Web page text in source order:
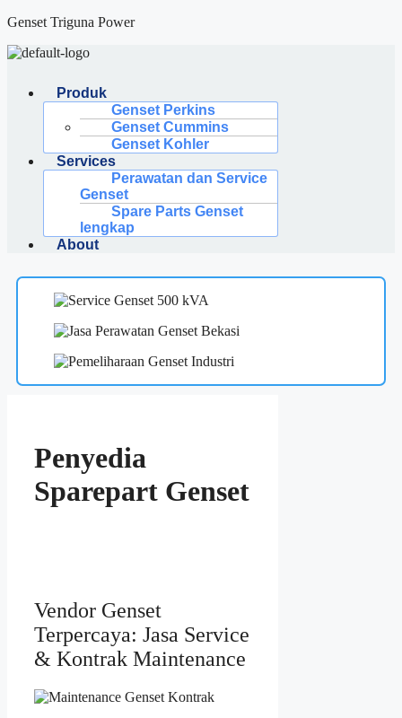
Langsung
isi
Genset Triguna Power
Produk
Genset Perkins
Genset Cummins
Genset Kohler
Services
Perawatan dan Service
Genset
Spare Parts Genset
lengkap
About
Penyedia
Sparepart Genset
Vendor Genset
Terpercaya: Jasa Service
& Kontrak Maintenance